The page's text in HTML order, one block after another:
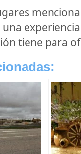
una
tiene para